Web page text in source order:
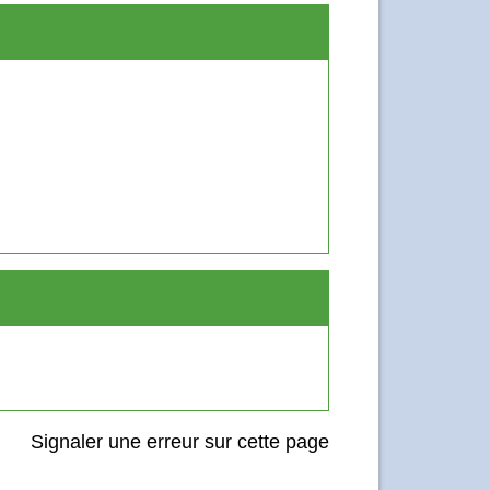
Signaler une erreur sur cette page